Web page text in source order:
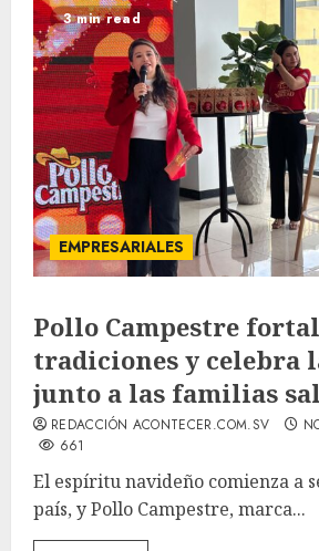
3 min read
EMPRESARIALES
Pollo Campestre
tradiciones y celebra
junto a las familias
REDACCIÓN ACONTECER.COM.SV
661
El espíritu navideño comienza a
país, y Pollo Campestre, marca...